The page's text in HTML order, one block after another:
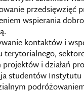
przedsięwzięć
wspierania
kontaktów i
terytorialnego,
i działań
studentów Instytutu